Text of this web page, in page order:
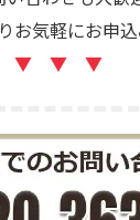
お気軽にお申込
▼ ▼ ▼